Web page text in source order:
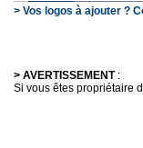
> Vos logos à ajouter ?
> AVERTISSEMENT:
Si vous êtes propriétaire